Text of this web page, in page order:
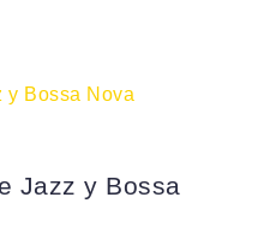
Jazz y Bossa